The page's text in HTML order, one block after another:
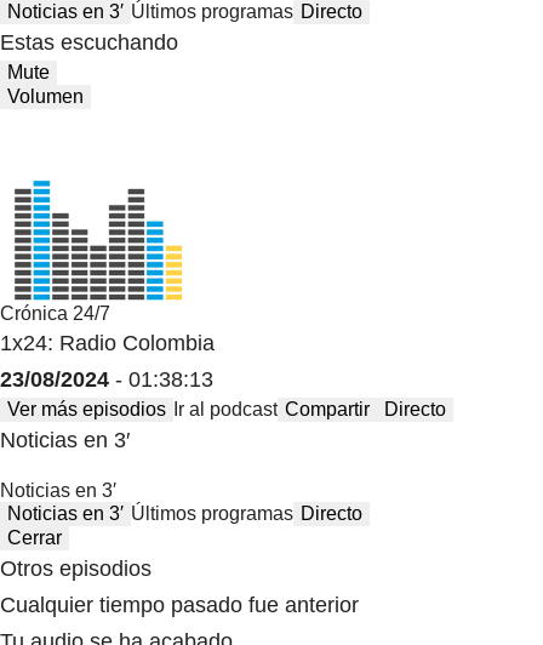
Noticias en 3′ Últimos programas Directo
Estas escuchando
Mute
Volumen
Crónica 24/7
1x24: Radio Colombia
23/08/2024 - 01:38:13
Ver más episodios Ir al podcast Compartir Directo
Noticias en 3′
Noticias en 3′
Noticias en 3′ Últimos programas Directo
Cerrar
Otros episodios
Cualquier tiempo pasado fue anterior